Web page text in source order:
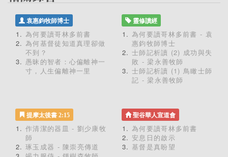
袁惠鈞牧師博士
為何要讀哥林多前書
為何基督徒知道真理卻做
不到？
愚昧的智者：心偏離神一
寸，人生偏離神一里
靈修讀經
為何要讀哥林多前書 - 袁
惠鈞牧師博士
士師記析讀 (2) 成功與失
敗 - 梁永善牧師
士師記析讀 (1) 鳥瞰士師
記 - 梁永善牧師
提摩太後書 2:15
作清潔的器皿 - 劉少康牧
師
琢玉成器 - 陳崇亮傳道
聖谷華人宣道會
為何要讀哥林多前書
安息日的啟示
基督是真盼望